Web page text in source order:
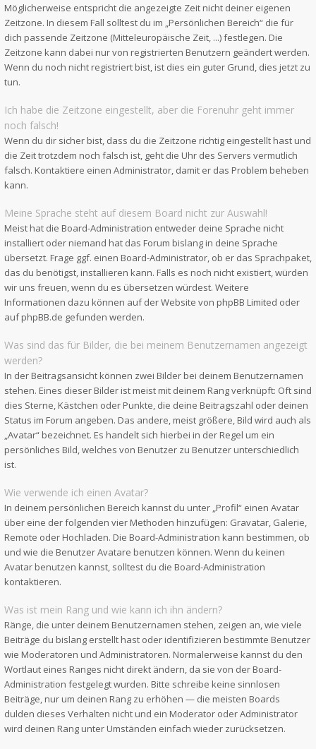
Möglicherweise entspricht die angezeigte Zeit nicht deiner eigenen
Zeitzone. In diesem Fall solltest du im „Persönlichen Bereich“ die für
dich passende Zeitzone (Mitteleuropäische Zeit, ...) festlegen. Die
Zeitzone kann dabei nur von registrierten Benutzern geändert werden.
Wenn du noch nicht registriert bist, ist dies ein guter Grund, dies jetzt zu
tun.
Ich habe die Zeitzone eingestellt, aber die Forenuhr geht immer
noch falsch!
Wenn du dir sicher bist, dass du die Zeitzone richtig eingestellt hast und
die Zeit trotzdem noch falsch ist, geht die Uhr des Servers vermutlich
falsch. Kontaktiere einen Administrator, damit er das Problem beheben
kann.
Meine Sprache steht auf diesem Board nicht zur Auswahl!
Meist hat die Board-Administration entweder deine Sprache nicht
installiert oder niemand hat das Forum bislang in deine Sprache
übersetzt. Frage ggf. einen Board-Administrator, ob er das Sprachpaket,
das du benötigst, installieren kann. Falls es noch nicht existiert, würden
wir uns freuen, wenn du es übersetzen würdest. Weitere
Informationen dazu können auf der Website von phpBB Limited oder
aufphpBB.de gefunden werden.
Was sind das für Bilder, die bei meinem Benutzernamen angezeigt
werden?
In der Beitragsansicht können zwei Bilder bei deinem Benutzernamen
stehen. Eines dieser Bilder ist meist mit deinem Rang verknüpft: Oft sind
dies Sterne, Kästchen oder Punkte, die deine Beitragszahl oder deinen
Status im Forum angeben. Das andere, meist größere, Bild wird auch als
„Avatar“ bezeichnet. Es handelt sich hierbei in der Regel um ein
persönliches Bild, welches von Benutzer zu Benutzer unterschiedlich
ist.
Wie verwende ich einen Avatar?
In deinem persönlichen Bereich kannst du unter „Profil“ einen Avatar
über eine der folgenden vier Methoden hinzufügen: Gravatar, Galerie,
Remote oder Hochladen. Die Board-Administration kann bestimmen, ob
und wie die Benutzer Avatare benutzen können. Wenn du keinen
Avatar benutzen kannst, solltest du die Board-Administration
kontaktieren.
Was ist mein Rang und wie kann ich ihn ändern?
Ränge, die unter deinem Benutzernamen stehen, zeigen an, wie viele
Beiträge du bislang erstellt hast oder identifizieren bestimmte Benutzer
wie Moderatoren und Administratoren. Normalerweise kannst du den
Wortlaut eines Ranges nicht direkt ändern, da sie von der Board-
Administration festgelegt wurden. Bitte schreibe keine sinnlosen
Beiträge, nur um deinen Rang zu erhöhen — die meisten Boards
dulden dieses Verhalten nicht und ein Moderator oder Administrator
wird deinen Rang unter Umständen einfach wieder zurücksetzen.